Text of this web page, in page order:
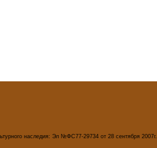
наследия: Эл №ФС77-29734 от 28 сентября 2007г.